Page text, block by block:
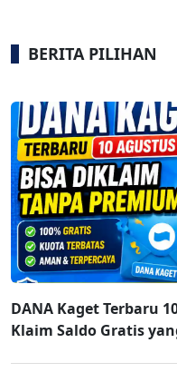
BERITA PILIHAN
DANA Kaget Terbaru
Klaim Saldo Gratis